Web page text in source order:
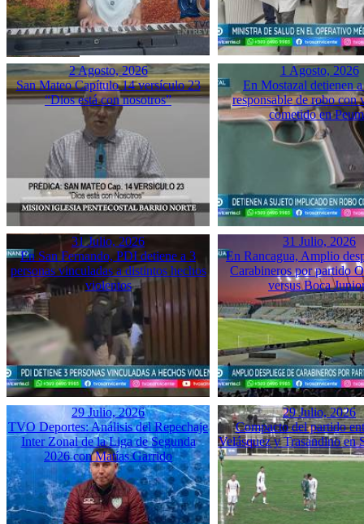
2 Agosto, 2026
San Mateo Capítulo 14 versículo 23
“Dios está con nosotros”
1 Agosto, 2026
En Mostazal detienen
responsable de robo con
cometido en
31 Julio, 2026
En San Fernando, PDI detiene a 3
personas vinculadas a distintos hechos
violentos
31 Julio, 2026
En Rancagua, Amplio
Carabineros por partido
versus Boca
29 Julio, 2026
TVO Deportes: Análisis del Repechaje
Inter Zonal de la Liga de Segunda
2026 con Matías Garrido
29 Julio, 2026
Compacto del partido
Velásquez y Trasandino en